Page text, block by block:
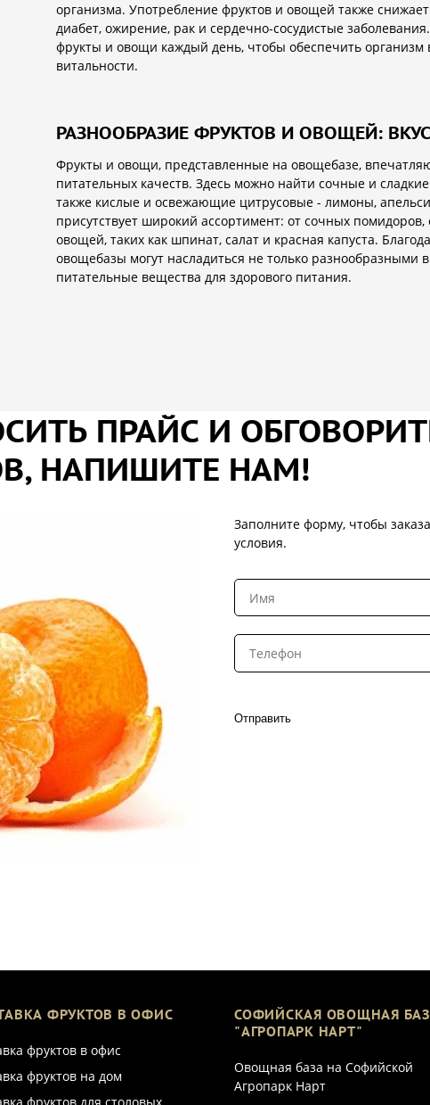
организма. Употребление фруктов и овощей также
диабет, ожирение, рак и сердечно-сосудистые
фрукты и овощи каждый день, чтобы обеспечить
витальности.
РАЗНООБРАЗИЕ ФРУКТОВ И ОВОЩЕЙ:
Фрукты и овощи, представленные на овощебазе,
питательных качеств. Здесь можно найти сочные и
также кислые и освежающие цитрусовые - лимоны,
присутствует широкий ассортимент: от сочных
овощей, таких как шпинат, салат и красная капуста.
овощебазы могут насладиться не только разнообразными
питательные вещества для здорового питания.
ПРАЙС И
НАПИШИТЕ НАМ!
Заполните форму, чтобы
условия.
Отправить
ФРУКТОВ В ОФИС
фруктов в офис
фруктов на дом
СОФИЙСКАЯ ОВОЩНАЯ
"АГРОПАРК НАРТ"
Овощная база на Софийской
Агропарк Нарт